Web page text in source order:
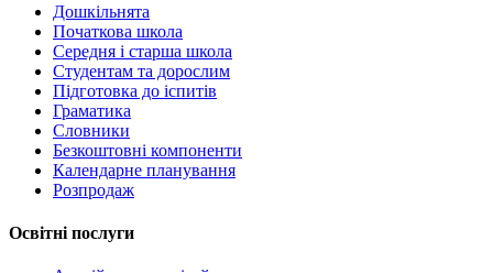
Дошкільнята
Початкова школа
Середня і старша школа
Студентам та дорослим
Підготовка до іспитів
Граматика
Словники
Безкоштовні компоненти
Календарне планування
Розпродаж
Освітні послуги